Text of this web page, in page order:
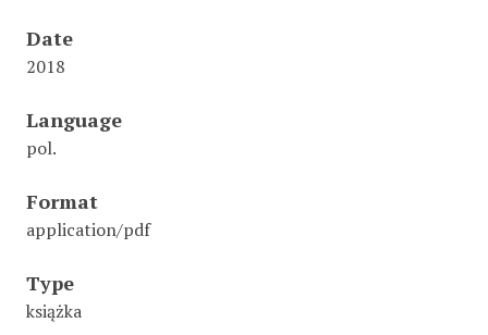
Date
2018
Language
pol.
Format
application/pdf
Type
książka